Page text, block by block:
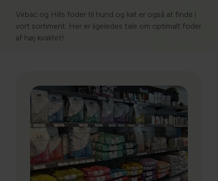
Virbac og Hills foder til hund og kat er også at finde i
vort sortiment. Her er ligeledes tale om optimalt foder
af høj kvalitet!